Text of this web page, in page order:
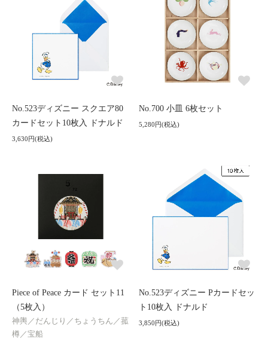
No.523ディズニー スクエア80
カードセット10枚入 ドナルド
3,630円(税込)
No.700 小皿 6枚セット
5,280円(税込)
Piece of Peace カード セット11
（5枚入）
神輿／だんじり／ちょうちん／菰
樽／宝船
No.523ディズニー Pカードセッ
ト10枚入 ドナルド
3,850円(税込)